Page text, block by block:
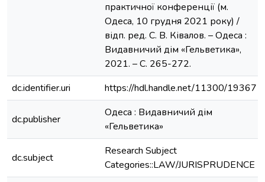
практичної конференції (м.
Одеса, 10 грудня 2021 року) /
відп. ред. С. В. Ківалов. – Одеса :
Видавничий дім «Гельветика»,
2021. – С. 265-272.
dc.identifier.uri
https://hdl.handle.net/11300/19367
dc.publisher
Одеса : Видавничий дім
«Гельветика»
dc.subject
Research Subject
Categories::LAW/JURISPRUDENCE